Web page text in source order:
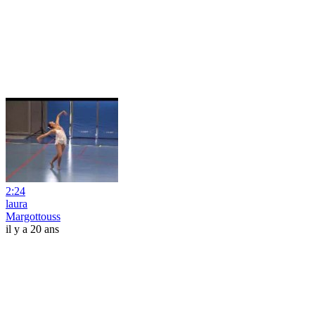
2:24
laura
Margottouss
il y a 20 ans